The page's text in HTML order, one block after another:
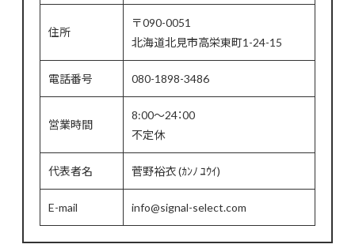
住所
〒090-0051
北海道北見市高栄東町1-24-15
電話番号 080-1898-3486
営業時間
8:00～24：00
不定休
代表者名 菅野裕衣 (ｶﾝﾉ ﾕｳｲ)
E-mail info@signal-select.com